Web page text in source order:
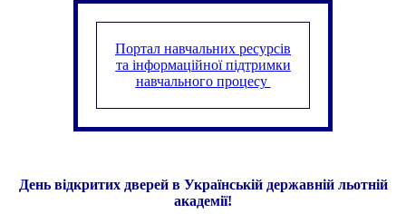
Портал навчальних ресурсів
та інформаційної підтримки
навчального процесу
День відкритих дверей в Українській державній льотній
академії!